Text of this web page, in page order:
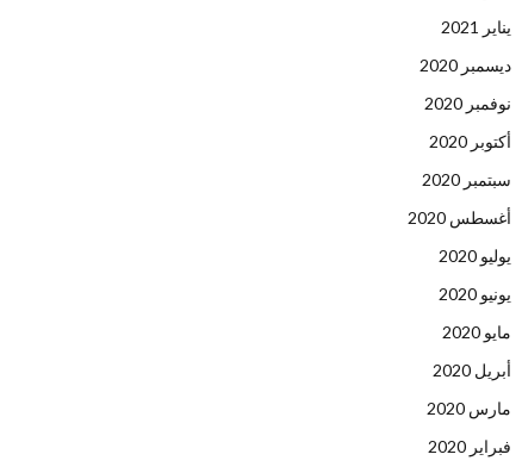
يناير 2021
ديسمبر 2020
نوفمبر 2020
أكتوبر 2020
سبتمبر 2020
أغسطس 2020
يوليو 2020
يونيو 2020
مايو 2020
أبريل 2020
مارس 2020
فبراير 2020